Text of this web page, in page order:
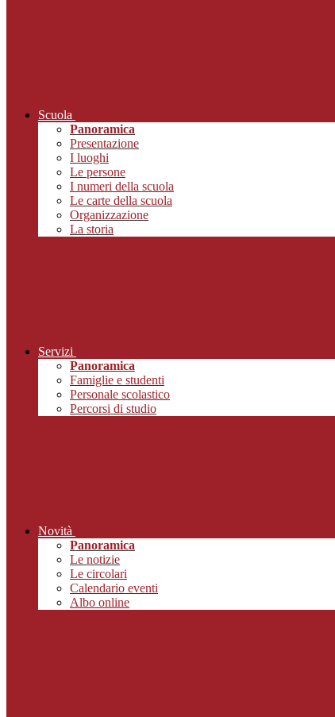
Scuola
Panoramica
Presentazione
I luoghi
Le persone
I numeri della scuola
Le carte della scuola
Organizzazione
La storia
Servizi
Panoramica
Famiglie e studenti
Personale scolastico
Percorsi di studio
Novità
Panoramica
Le notizie
Le circolari
Calendario eventi
Albo online